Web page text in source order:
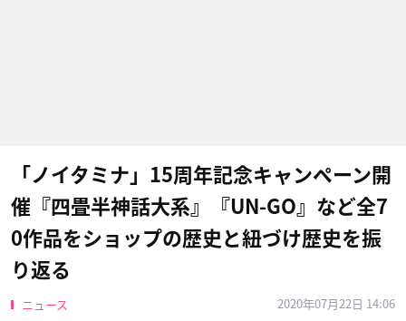
「ノイタミナ」15周年記念キャンペーン開
催『四畳半神話大系』『UN-GO』など全7
0作品をショップの歴史と紐づけ歴史を振
り返る
ニュース
2020年07月22日 14:06